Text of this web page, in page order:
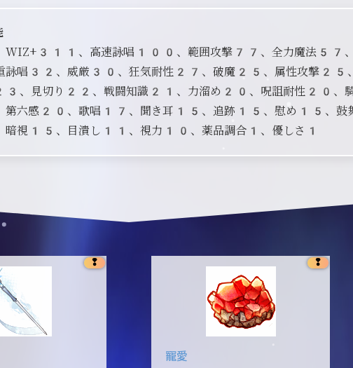
、高速詠唱100、範囲攻撃77、全力魔法57、
詠唱32、威厳30、狂気耐性27、破魔25、属性攻撃25
、見切り22、戦闘知識21、力溜め20、呪詛耐性20、
第六感20、歌唱17、聞き耳15、追跡15、慰め15、鼓
視15、目潰し11、視力10、薬品調合1、優しさ1
❢ ❢
寵愛